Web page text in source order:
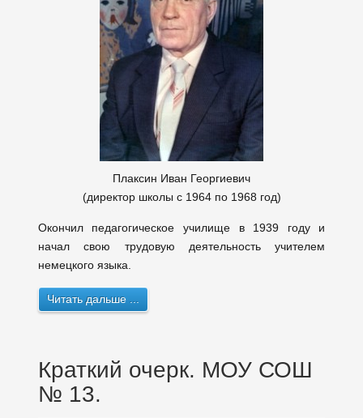
Плаксин Иван Георгиевич
(директор школы с 1964 по 1968 год)
Окончил педагогическое училище в 1939 году и
начал свою трудовую деятельность учителем
немецкого языка.
Читать дальше ...
Краткий очерк. МОУ СОШ
№ 13.